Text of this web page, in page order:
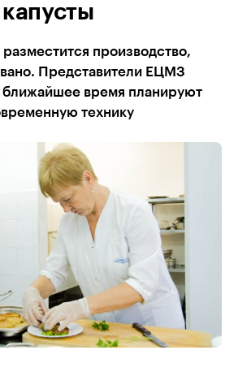
производство,
Представители ЕЦМЗ
ближайшее время планируют
технику